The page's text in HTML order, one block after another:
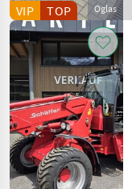
Oglas
VIP TOP